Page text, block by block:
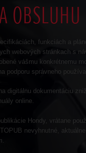
OBSLUHU
funkciách a
webových stránkach s
vášmu konkrétnemu
podporu správneho
digitálnu dokumentáciu
online.
Hondy, vrátane
nevyhnutné,